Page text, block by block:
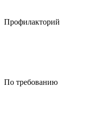
Профилакторий
По требованию